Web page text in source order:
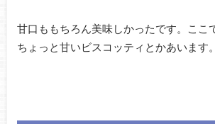
甘口ももちろん美味しかったです。ここ
ちょっと甘いビスコッティとかあいます。